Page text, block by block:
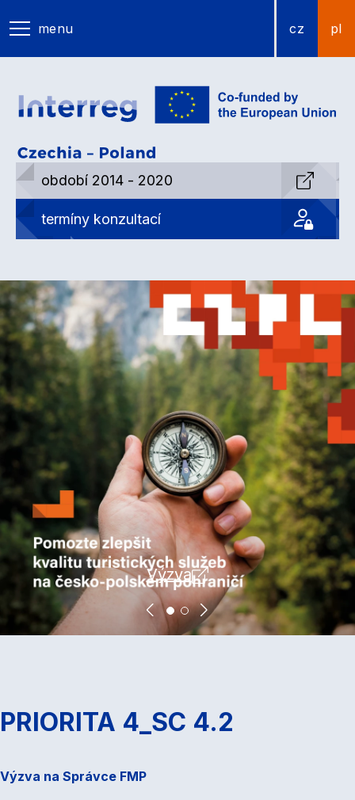
menu cz pl
období 2014 - 2020
termíny konzultací
Výzva
PRIORITA 4_SC 4.2
Výzva na Správce FMP